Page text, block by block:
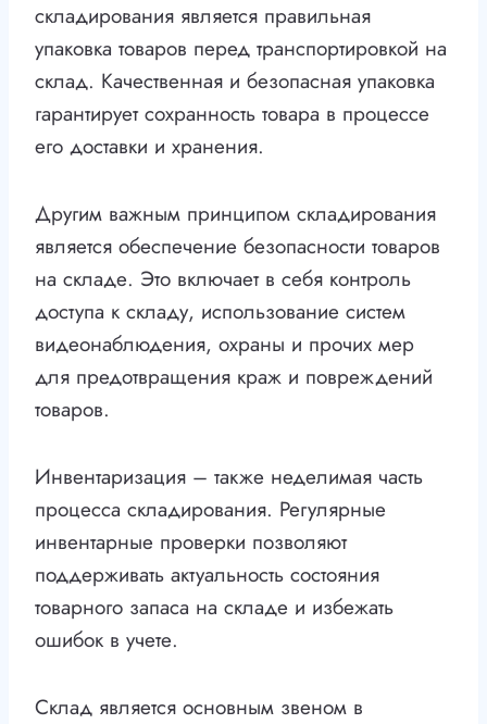
складирования является правильная
упаковка товаров перед транспортировкой на
склад. Качественная и безопасная упаковка
гарантирует сохранность товара в процессе
его доставки и хранения.
Другим важным принципом складирования
является обеспечение безопасности товаров
на складе. Это включает в себя контроль
доступа к складу, использование систем
видеонаблюдения, охраны и прочих мер
для предотвращения краж и повреждений
товаров.
Инвентаризация – также неделимая часть
процесса складирования. Регулярные
инвентарные проверки позволяют
поддерживать актуальность состояния
товарного запаса на складе и избежать
ошибок в учете.
Склад является основным звеном в